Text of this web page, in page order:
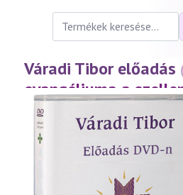
Keresés
következőre:
Váradi Tibor előadás
evangéliuma a
fényében 6. rész